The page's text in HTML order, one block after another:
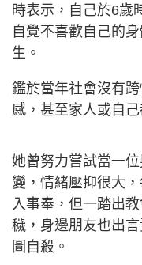
時表示，自己於6歲
自覺不喜歡自己的
生。
鑑於當年社會沒有
感，甚至家人或自
她曾努力嘗試當一
變，情緒壓抑很大
入事奉，但一踏出
穢，身邊朋友也出
圖自殺。